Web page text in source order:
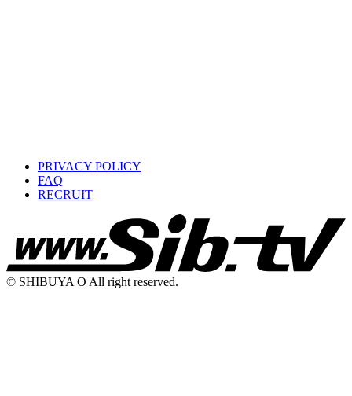
PRIVACY POLICY
FAQ
RECRUIT
© SHIBUYA O All right reserved.